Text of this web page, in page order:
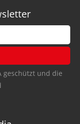
geschützt und die